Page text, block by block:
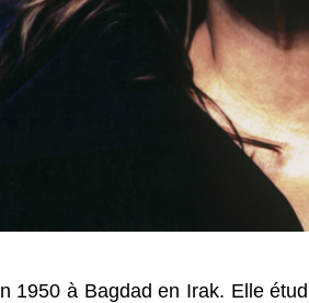
1950 à Bagdad en Irak. Elle